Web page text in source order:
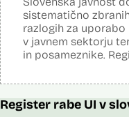
uporabnik izbere samo
dovolj visok prag ujemanja.
strokovnjak za primerjavo
Sistem uporablja sledeče
policije (del informacijsko
Viri:
Brošura 60 let informacijsko
sistematično
razlogih za
v javnem sektorju
in posameznike.
Register rabe UI v